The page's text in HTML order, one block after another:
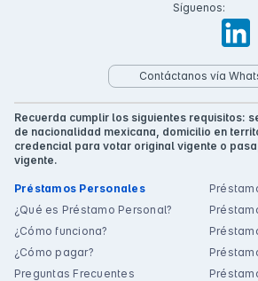
Síguenos:
Contáctanos vía
Recuerda cumplir los siguientes requisitos:
de nacionalidad mexicana, domicilio en
credencial para votar original vigente o
vigente.
Préstamos Personales
¿Qué es Préstamo Personal?
¿Cómo funciona?
¿Cómo pagar?
Preguntas Frecuentes